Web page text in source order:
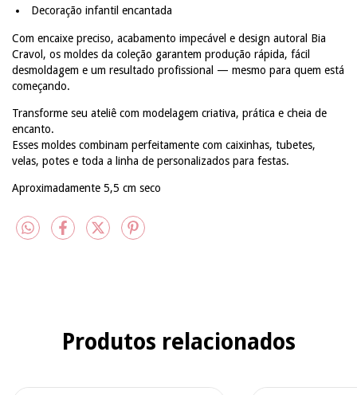
Decoração infantil encantada
Com encaixe preciso, acabamento impecável e design autoral Bia
Cravol, os moldes da coleção garantem produção rápida, fácil
desmoldagem e um resultado profissional — mesmo para quem está
começando.
Transforme seu ateliê com modelagem criativa, prática e cheia de
encanto.
Esses moldes combinam perfeitamente com caixinhas, tubetes,
velas, potes e toda a linha de personalizados para festas.
Aproximadamente 5,5 cm seco
Produtos relacionados